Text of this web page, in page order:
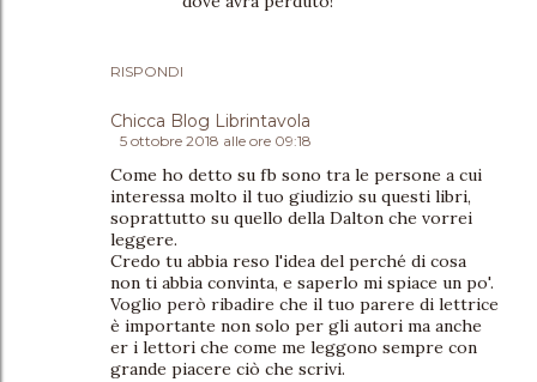
RISPONDI
Chicca Blog Librintavola
5 ottobre 2018 alle ore 09:18
Come ho detto su fb sono tra le persone a cui
interessa molto il tuo giudizio su questi libri,
soprattutto su quello della Dalton che vorrei
leggere.
Credo tu abbia reso l'idea del perché di cosa
non ti abbia convinta, e saperlo mi spiace un po'.
Voglio però ribadire che il tuo parere di lettrice
è importante non solo per gli autori ma anche
er i lettori che come me leggono sempre con
grande piacere ciò che scrivi.